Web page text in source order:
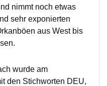
nimmt noch etwas
sehr exponierten
aus West bis
wurde am
den Stichworten DEU,